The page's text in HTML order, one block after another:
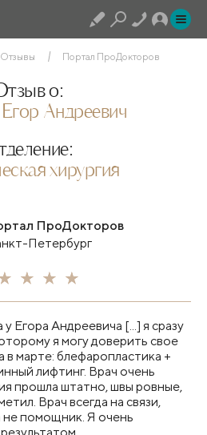
Отзывы Портал ПроДокторов
о:
Андреевич
хирургия
ПроДокторов
Петербург
Егора Андреевича [...] я сразу
я могу доверить свое
марте: блефаропластика +
лифтинг. Врач очень
прошла штатно, швы ровные,
Врач всегда на связи,
не помощник. Я очень